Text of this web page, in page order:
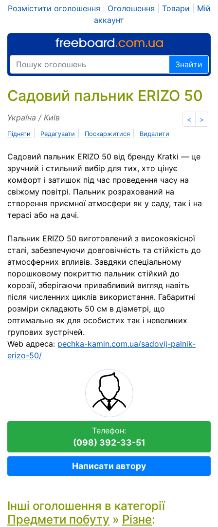
Розмістити оголошення Оголошення Товари
Мій
аккаунт
Знайти
Садовий пальник ERIZO 50
< >
Україна / Київ
Підняти Редагувати Поскаржитися Видалити
Садовий пальник ERIZO 50 від бренду Kratki — це
зручний і стильний вибір для тих, хто цінує
комфорт і затишок під час проведення часу на
свіжому повітрі. Пальник розрахований на
створення приємної атмосфери як у саду, так і на
терасі або на дачі.
Пальник ERIZO 50 виготовлений з високоякісної
сталі, забезпечуючи довговічність та стійкість до
атмосферних впливів. Завдяки спеціальному
порошковому покриттю пальник стійкий до
корозії, зберігаючи привабливий вигляд навіть
після численних циклів використання. Габаритні
розміри складають 50 см в діаметрі, що
оптимально як для особистих так і невеликих
групових зустрічей.
Web адреса: pechka-kamin.com.ua/sadovij-palnik-
erizo-50/
Телефон:
(098) 392-33-51
Написати автору
Інші оголошення в категорії
Предмети побуту » Різне: